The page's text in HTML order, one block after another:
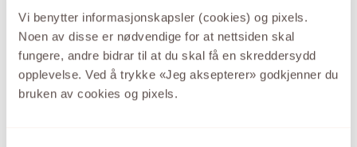
Vi benytter informasjonskapsler (cookies) og pixels.
Noen av disse er nødvendige for at nettsiden skal
fungere, andre bidrar til at du skal få en skreddersydd
opplevelse. Ved å trykke «Jeg aksepterer» godkjenner du
bruken av cookies og pixels.